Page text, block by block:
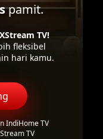
pamit.
TV!
fleksibel
hari kamu.
IndiHome TV
TV